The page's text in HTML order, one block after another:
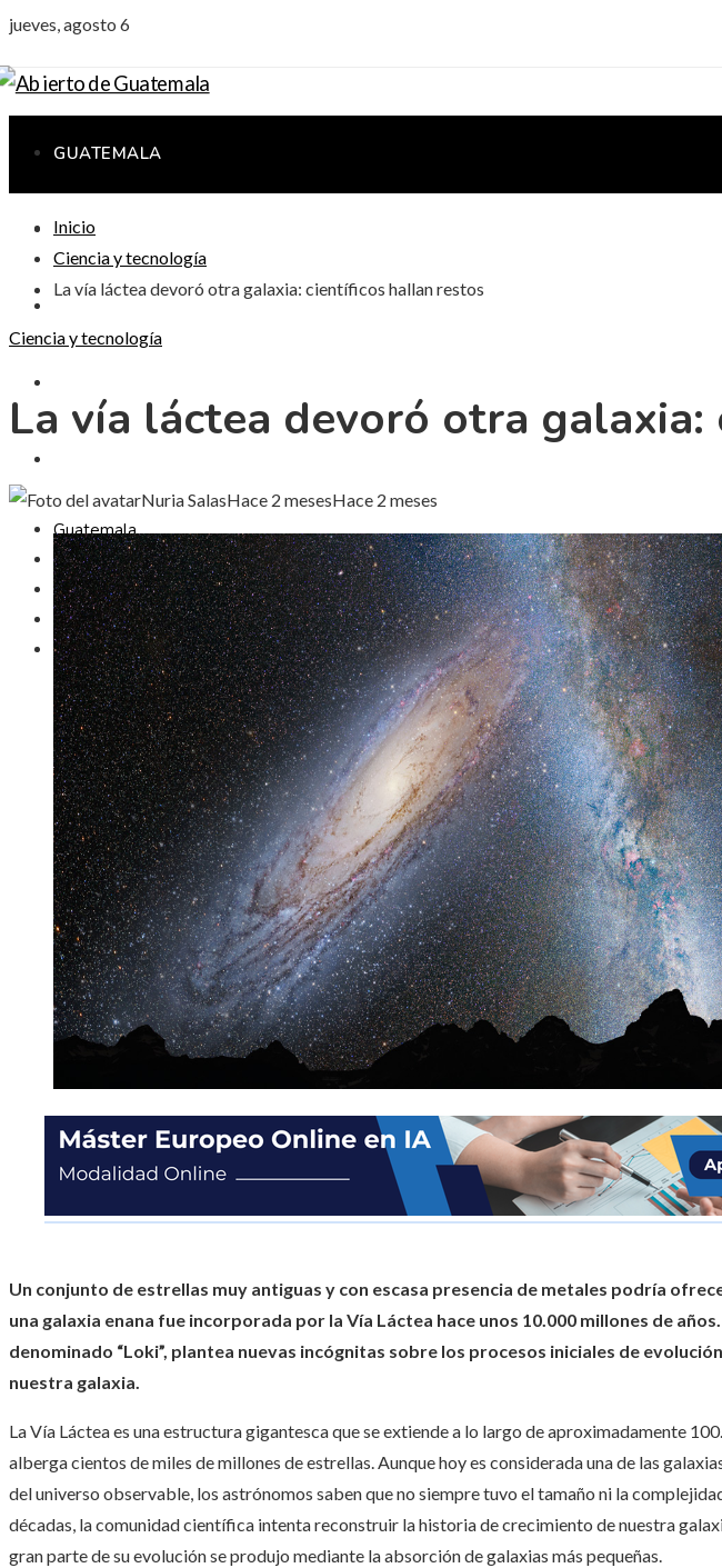
jueves, agosto 6
GUATEMALA
CIENCIA Y TECNOLOGÍA
Guatemala
Ciencia y tecnología
Cultura y ocio
Responsabilidad Social
Inversiones y negocios
Inicio
Ciencia y tecnología
La vía láctea devoró otra galaxia: científicos hallan restos
Ciencia y tecnología
La vía láctea devoró otra
Nuria SalasHace 2 mesesHace 2 meses
Un conjunto de estrellas muy antiguas y con escasa presencia de metales podría
una galaxia enana fue incorporada por la Vía Láctea hace unos 10.000 millones de
denominado “Loki”, plantea nuevas incógnitas sobre los procesos iniciales de
nuestra galaxia.
La Vía Láctea es una estructura gigantesca que se extiende a lo largo de aproximadamente
alberga cientos de miles de millones de estrellas. Aunque hoy es considerada una de las
del universo observable, los astrónomos saben que no siempre tuvo el tamaño ni la
décadas, la comunidad científica intenta reconstruir la historia de crecimiento de nuestra
gran parte de su evolución se produjo mediante la absorción de galaxias más pequeñas.